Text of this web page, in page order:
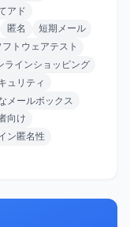
アド
匿名
短期メール
フトウェアテスト
ラインショッピング
ュリティ
メールボックス
向け
ン匿名性